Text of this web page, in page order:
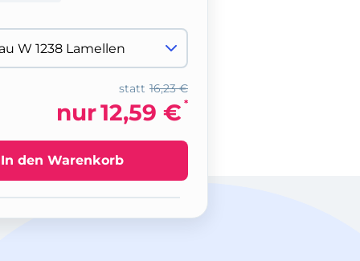
16,23 €
statt
nur12,59 € *
In den Warenkorb